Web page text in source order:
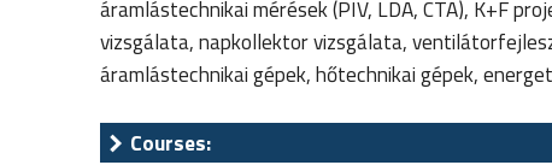
áramlástechnikai mérések (PIV, LDA, CTA), K+F
vizsgálata, napkollektor vizsgálata,
áramlástechnikai gépek, hőtechnikai gépek,
Courses: